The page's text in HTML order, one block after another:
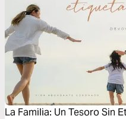
La Familia: Un Tesoro Sin